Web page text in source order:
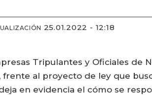
25.01.2022 - 12:18
Tripulantes y Oficiales de
frente al proyecto de ley que
en evidencia el cómo se